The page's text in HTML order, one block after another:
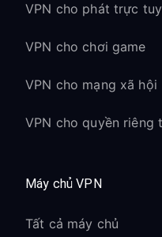
VPN cho phát trực
VPN cho chơi game
VPN cho mạng xã hội
VPN cho quyền riêng
Máy chủ VPN
Tất cả máy chủ